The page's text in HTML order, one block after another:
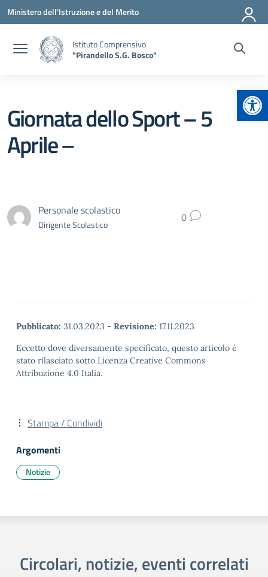
Vai ai contenuti
Vai al menu di navigazione
Vai al footer
Ministero dell'Istruzione e del Merito
Istituto Comprensivo
"Pirandello S.G. Bosco"
Giornata dello Sport – 5
Aprile –
Personale scolastico
Dirigente Scolastico 0
Pubblicato: 31.03.2023 - Revisione: 17.11.2023
Eccetto dove diversamente specificato, questo articolo è
stato rilasciato sotto Licenza Creative Commons
Attribuzione 4.0 Italia.
Stampa / Condividi
Argomenti
Notizie
Circolari, notizie, eventi correlati